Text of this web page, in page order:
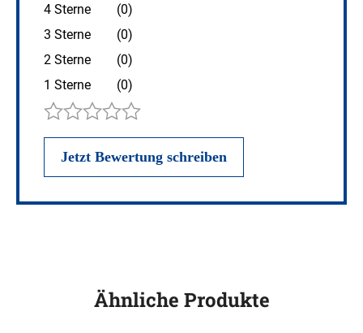
4 Sterne
(0)
3 Sterne
(0)
2 Sterne
(0)
1 Sterne
(0)
Ähnliche Produkte